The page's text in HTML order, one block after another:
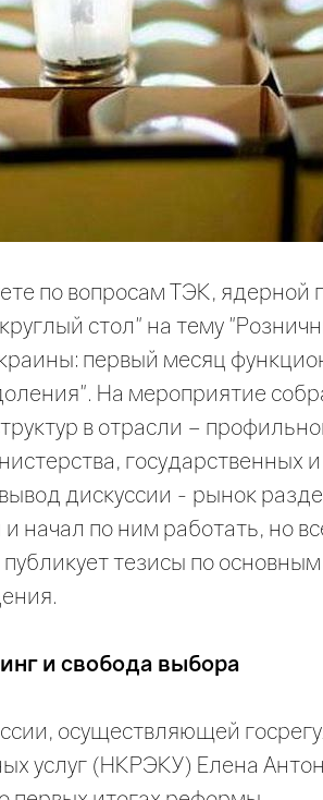
по вопросам ТЭК, ядерной
стол" на тему
первый месяц
На мероприятие
в отрасли –
государственных
дискуссии - рынок
начал по ним работать, но
тезисы по
и свобода выбора
осуществляющей
услуг (НКРЭКУ) Елена